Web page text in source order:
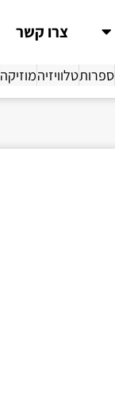
צרו קשר
ספרותטלוויזיהמוזיקה